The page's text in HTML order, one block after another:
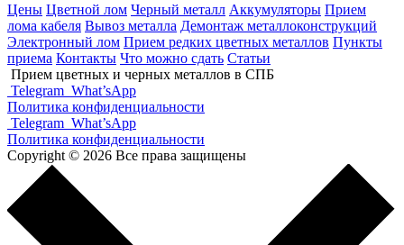
Цены Цветной лом Черный металл Аккумуляторы Прием
лома кабеля Вывоз металла Демонтаж металлоконструкций
Электронный лом Прием редких цветных металлов Пункты
приема Контакты Что можно сдать Статьи
Прием цветных и черных металлов в СПБ
Telegram What’sApp
Политика конфиденциальности
Telegram What’sApp
Политика конфиденциальности
Copyright © 2026 Все права защищены